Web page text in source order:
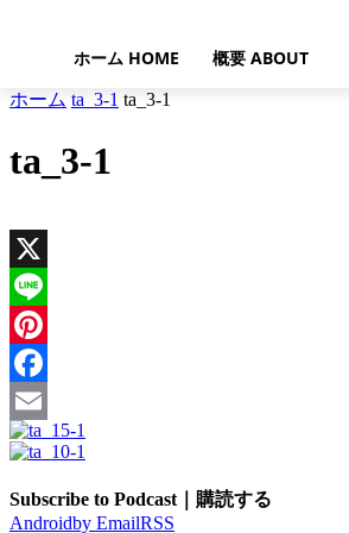
ホーム HOME 概要 ABOUT
ホーム ta_3-1 ta_3-1
ta_3-1
X
Line
Pinterest
Facebook
Email
Subscribe to Podcast｜購読する
Androidby EmailRSS